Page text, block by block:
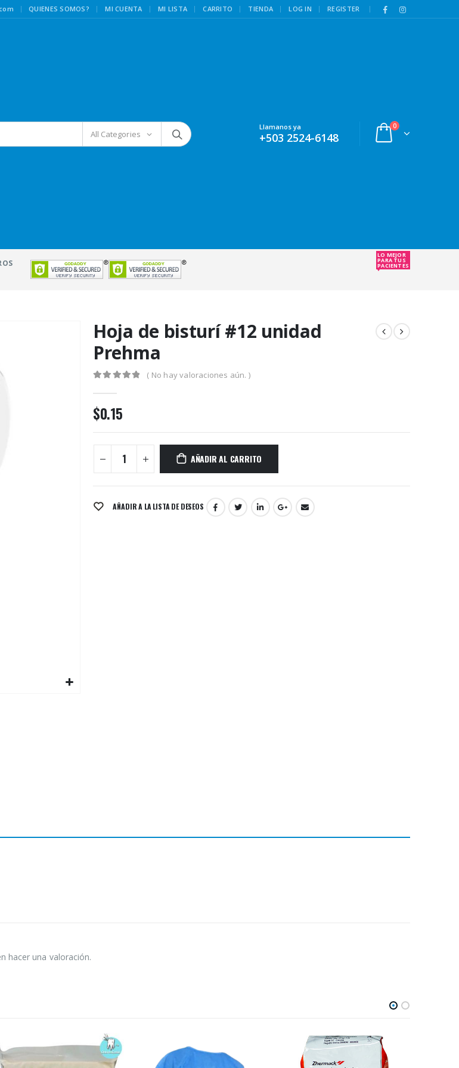
| QUIENES SOMOS? MI CUENTA MI LISTA CARRITO TIENDA LOG IN REGISTER |
All Categories
Llamanos ya
+503 2524-6148
0
LO MEJOR
PARA TUS
PACIENTES
Hoja de bisturí #12 unidad
Prehma
( No hay valoraciones aún. )
$0.15
AÑADIR AL CARRITO
AÑADIR A LA LISTA DE DESEOS
hacer una valoración.